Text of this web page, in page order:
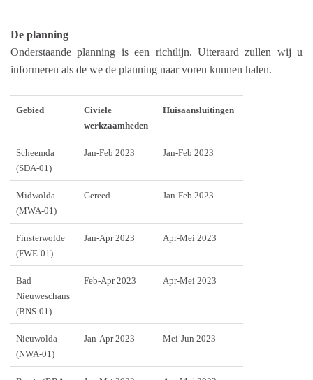
De planning
Onderstaande planning is een richtlijn. Uiteraard zullen wij u
informeren als de we de planning naar voren kunnen halen.
Gebied
Civiele
werkzaamheden
Huisaansluitingen
Scheemda
(SDA-01)
Jan-Feb 2023 Jan-Feb 2023
Midwolda
(MWA-01)
Gereed Jan-Feb 2023
Finsterwolde
(FWE-01)
Jan-Apr 2023 Apr-Mei 2023
Bad
Nieuweschans
(BNS-01)
Feb-Apr 2023 Apr-Mei 2023
Nieuwolda
(NWA-01)
Jan-Apr 2023 Mei-Jun 2023